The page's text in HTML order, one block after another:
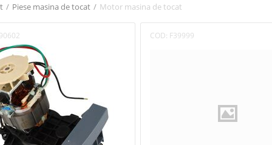
/ Piese masina de tocat / Motor masina de tocat
COD: F39999